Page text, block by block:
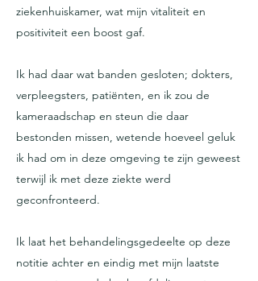
ziekenhuiskamer, wat mijn vitaliteit en
positiviteit een boost gaf.
Ik had daar wat banden gesloten; dokters,
verpleegsters, patiënten, en ik zou de
kameraadschap en steun die daar
bestonden missen, wetende hoeveel geluk
ik had om in deze omgeving te zijn geweest
terwijl ik met deze ziekte werd
geconfronteerd.
Ik laat het behandelingsgedeelte op deze
notitie achter en eindig met mijn laatste